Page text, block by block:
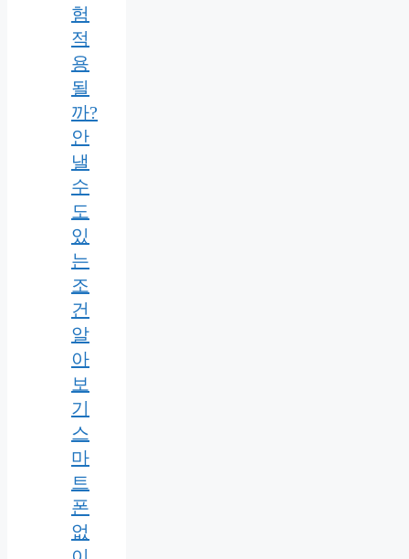
험
적
용
될
까?
안
낼
수
도
있
는
조
건
알
아
보
기
스
마
트
폰
없